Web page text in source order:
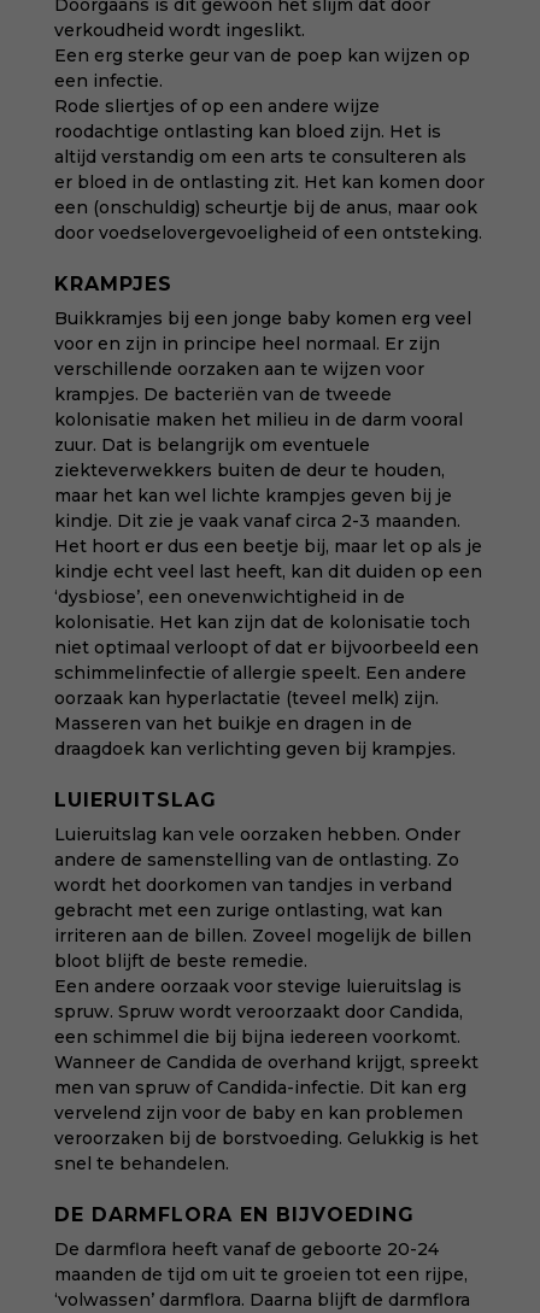
Doorgaans is dit gewoon het slijm dat door
verkoudheid wordt ingeslikt.
Een erg sterke geur van de poep kan wijzen op
een infectie.
Rode sliertjes of op een andere wijze
roodachtige ontlasting kan bloed zijn. Het is
altijd verstandig om een arts te consulteren als
er bloed in de ontlasting zit. Het kan komen door
een (onschuldig) scheurtje bij de anus, maar ook
door voedselovergevoeligheid of een ontsteking.
KRAMPJES
Buikkramjes bij een jonge baby komen erg veel
voor en zijn in principe heel normaal. Er zijn
verschillende oorzaken aan te wijzen voor
krampjes. De bacteriën van de tweede
kolonisatie maken het milieu in de darm vooral
zuur. Dat is belangrijk om eventuele
ziekteverwekkers buiten de deur te houden,
maar het kan wel lichte krampjes geven bij je
kindje. Dit zie je vaak vanaf circa 2-3 maanden.
Het hoort er dus een beetje bij, maar let op als je
kindje echt veel last heeft, kan dit duiden op een
‘dysbiose’, een onevenwichtigheid in de
kolonisatie. Het kan zijn dat de kolonisatie toch
niet optimaal verloopt of dat er bijvoorbeeld een
schimmelinfectie of allergie speelt. Een andere
oorzaak kan hyperlactatie (teveel melk) zijn.
Masseren van het buikje en dragen in de
draagdoek kan verlichting geven bij krampjes.
LUIERUITSLAG
Luieruitslag kan vele oorzaken hebben. Onder
andere de samenstelling van de ontlasting. Zo
wordt het doorkomen van tandjes in verband
gebracht met een zurige ontlasting, wat kan
irriteren aan de billen. Zoveel mogelijk de billen
bloot blijft de beste remedie.
Een andere oorzaak voor stevige luieruitslag is
spruw. Spruw wordt veroorzaakt door Candida,
een schimmel die bij bijna iedereen voorkomt.
Wanneer de Candida de overhand krijgt, spreekt
men van spruw of Candida-infectie. Dit kan erg
vervelend zijn voor de baby en kan problemen
veroorzaken bij de borstvoeding. Gelukkig is het
snel te behandelen.
DE DARMFLORA EN BIJVOEDING
De darmflora heeft vanaf de geboorte 20-24
maanden de tijd om uit te groeien tot een rijpe,
‘volwassen’ darmflora. Daarna blijft de darmflora